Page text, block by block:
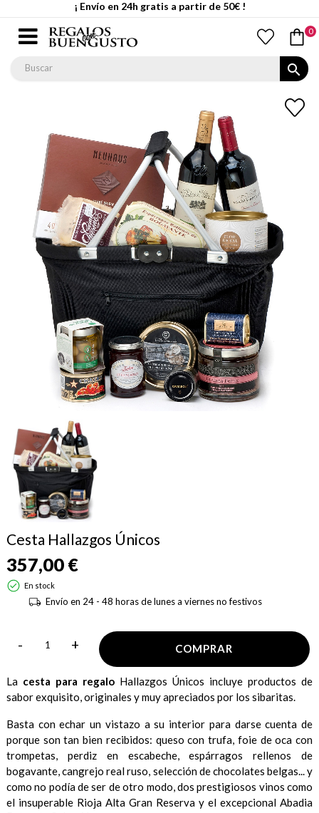
¡ Envío en 24h gratis a partir de 50€ !
0
search
Cesta Hallazgos Únicos
357,00 €
En stock
Envío en 24 - 48 horas de lunes a viernes no festivos
- + COMPRAR
La cesta para regalo Hallazgos Únicos incluye productos de
sabor exquisito, originales y muy apreciados por los sibaritas.
Basta con echar un vistazo a su interior para darse cuenta de
porque son tan bien recibidos: queso con trufa, foie de oca con
trompetas, perdiz en escabeche, espárragos rellenos de
bogavante, cangrejo real ruso, selección de chocolates belgas... y
como no podía de ser de otro modo, dos prestigiosos vinos como
el insuperable Rioja Alta Gran Reserva y el excepcional Abadia